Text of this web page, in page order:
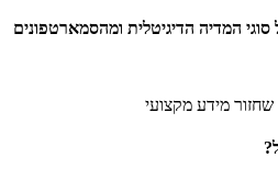
סוגי המדיה הדיגיטלית ומהסמארטפונים